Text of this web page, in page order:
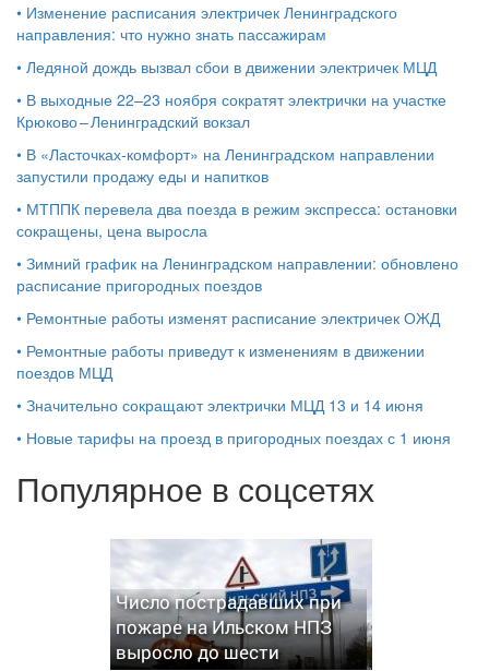
• Изменение расписания электричек Ленинградского
направления: что нужно знать пассажирам
• Ледяной дождь вызвал сбои в движении электричек МЦД
• В выходные 22–23 ноября сократят электрички на участке
Крюково – Ленинградский вокзал
• В «Ласточках‑комфорт» на Ленинградском направлении
запустили продажу еды и напитков
• МТППК перевела два поезда в режим экспресса: остановки
сокращены, цена выросла
• Зимний график на Ленинградском направлении: обновлено
расписание пригородных поездов
• Ремонтные работы изменят расписание электричек ОЖД
• Ремонтные работы приведут к изменениям в движении
поездов МЦД
• Значительно сокращают электрички МЦД 13 и 14 июня
• Новые тарифы на проезд в пригородных поездах с 1 июня
Популярное в соцсетях
Число пострадавших при
пожаре на Ильском НПЗ
выросло до шести